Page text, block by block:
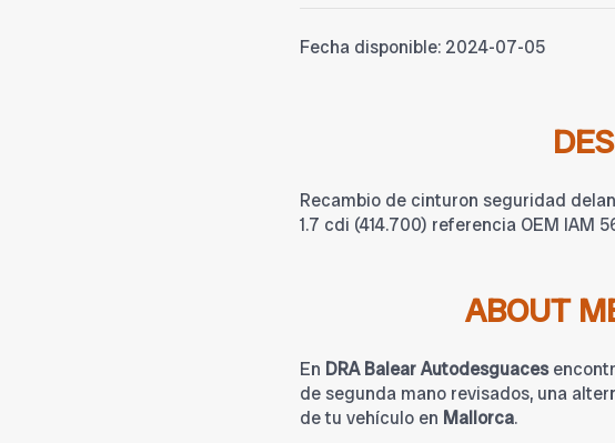
Fecha disponible: 2024-07-05
Recambio de cinturon seguridad
1.7 cdi (414.700) referencia OEM IAM
ABOUT
En DRA Balear Autodesguaces
de segunda mano revisados, una
de tu vehículo en Mallorca.